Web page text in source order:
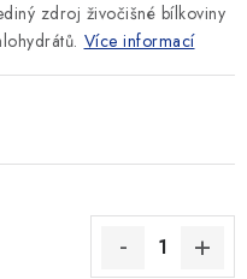
zdroj živočišné bílkoviny
Více informací